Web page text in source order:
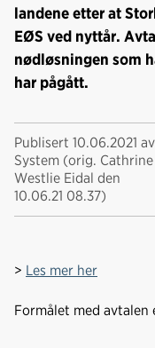
landene etter at
EØS ved nyttår.
nødløsningen som
har pågått.
Publisert 10.06.2021 av
System (orig. Cathrine
Westlie Eidal den
10.06.21 08.37)
> Les mer her
Formålet med avtalen